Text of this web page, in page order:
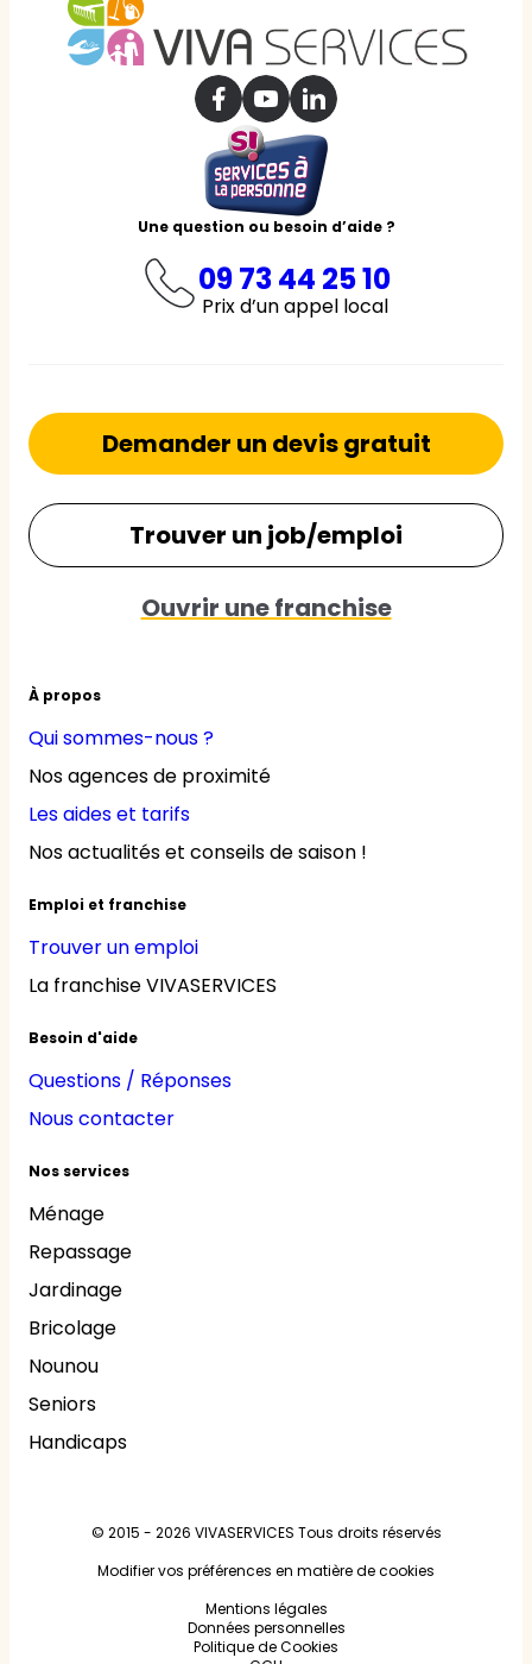
Une question ou besoin d’aide ?
09 73 44 25 10
Prix d’un appel local
À propos
Qui sommes-nous ?
Nos agences de proximité
Les aides et tarifs
Nos actualités et conseils de saison !
Emploi et franchise
Trouver un emploi
La franchise VIVASERVICES
Besoin d'aide
Questions / Réponses
Nous contacter
Nos services
Ménage
Repassage
Jardinage
Bricolage
Nounou
Seniors
Handicaps
Demander un devis gratuit
Trouver un job/emploi
Ouvrir une franchise
© 2015 - 2026 VIVASERVICES Tous droits réservés
Modifier vos préférences en matière de cookies
Mentions légales
Données personnelles
Politique de Cookies